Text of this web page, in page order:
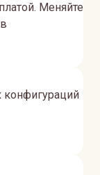
Меняйте